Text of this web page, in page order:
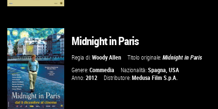
VAI ALLA SCHEDA
Midnight in Paris
Regia di:Woody Allen Titolo originale:Midnight in Paris
Genere:Commedia Nazionalità:Spagna,USA
Anno:2012 Distributore:Medusa Film S.p.A.